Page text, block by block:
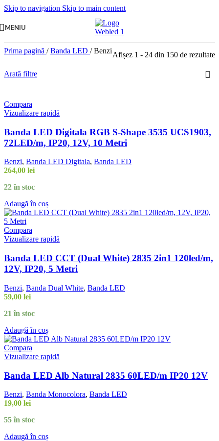
Skip to navigation Skip to main content
MENIU
Prima pagină / Banda LED / BenziAfișez 1 - 24 din 150 de rezultate
Arată filtre
Compara
Vizualizare rapidă
Banda LED Digitala RGB S-Shape 3535 UCS1903,
72LED/m, IP20, 12V, 10 Metri
Benzi, Banda LED Digitala, Banda LED
264,00 lei
22 în stoc
Adaugă în coș
Compara
Vizualizare rapidă
Banda LED CCT (Dual White) 2835 2in1 120led/m,
12V, IP20, 5 Metri
Benzi, Banda Dual White, Banda LED
59,00 lei
21 în stoc
Adaugă în coș
Compara
Vizualizare rapidă
Banda LED Alb Natural 2835 60LED/m IP20 12V
Benzi, Banda Monocolora, Banda LED
19,00 lei
55 în stoc
Adaugă în coș